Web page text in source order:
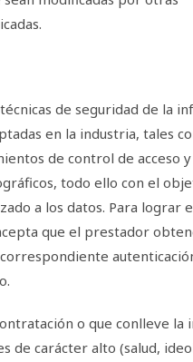
de seguridad de la
en la industria, tales
de control de acceso y
todo ello con el
a los datos. Para lograr
que el prestador
o que conlleve la
de carácter alto (salud,